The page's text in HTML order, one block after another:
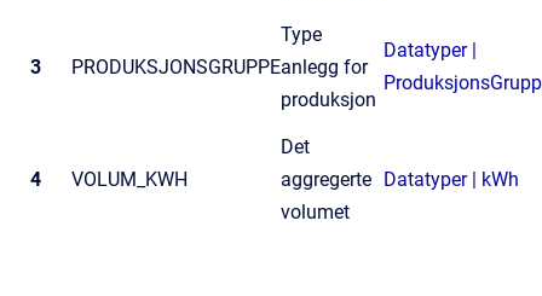
3 PRODUKSJONSGRUPPE
Type
anlegg for
produksjon
Datatyper |
4 VOLUM_KWH
Det
aggregerte
volumet
Datatyper | kWh